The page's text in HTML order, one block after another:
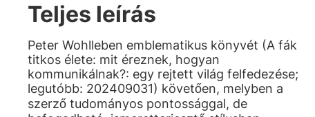
Teljes leírás
Peter Wohlleben emblematikus könyvét (A fák
titkos élete: mit éreznek, hogyan
kommunikálnak?: egy rejtett világ felfedezése;
legutóbb: 202409031) követően, melyben a
szerző tudományos pontossággal, de